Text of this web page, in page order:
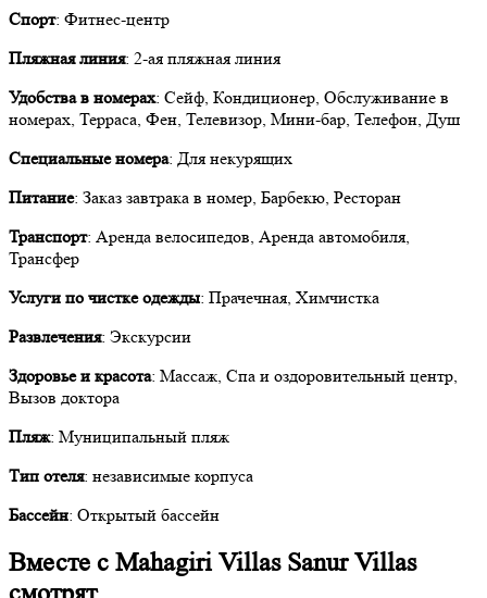
Спорт: Фитнес-центр
Пляжная линия: 2-ая пляжная линия
Удобства в номерах: Сейф, Кондиционер, Обслуживание в
номерах, Терраса, Фен, Телевизор, Мини-бар, Телефон, Душ
Специальные номера: Для некурящих
Питание: Заказ завтрака в номер, Барбекю, Ресторан
Транспорт: Аренда велосипедов, Аренда автомобиля,
Трансфер
Услуги по чистке одежды: Прачечная, Химчистка
Развлечения: Экскурсии
Здоровье и красота: Массаж, Спа и оздоровительный центр,
Вызов доктора
Пляж: Муниципальный пляж
Тип отеля: независимые корпуса
Бассейн: Открытый бассейн
Вместе с Mahagiri Villas Sanur Villas